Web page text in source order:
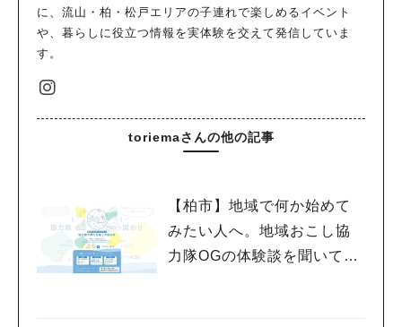
に、流山・柏・松戸エリアの子連れで楽しめるイベント
や、暮らしに役立つ情報を実体験を交えて発信していま
す。
toriemaさんの他の記事
【柏市】地域で何か始めて
みたい人へ。地域おこし協
力隊OGの体験談を聞いてみ